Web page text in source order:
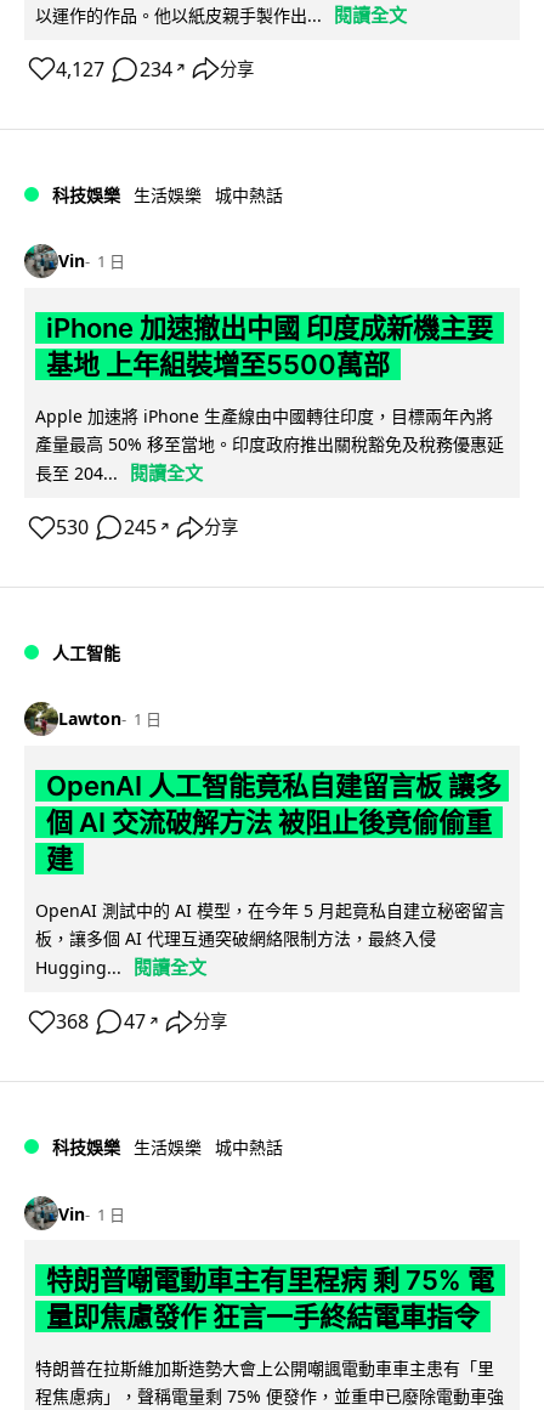
以運作的作品。他以紙皮親手製作出... 閱讀全文
4,127 234 ↗ 分享
科技娛樂 生活娛樂 城中熱話
Vin 1 日
iPhone 加速撤出中國 印度成新機主要
基地 上年組裝增至5500萬部
Apple 加速將 iPhone 生產線由中國轉往印度，目標兩年內將
產量最高 50% 移至當地。印度政府推出關稅豁免及稅務優惠延
長至 204...
閱讀全文
530 245 ↗ 分享
人工智能
Lawton 1 日
OpenAI 人工智能竟私自建留言板 讓多
個 AI 交流破解方法 被阻止後竟偷偷重
建
OpenAI 測試中的 AI 模型，在今年 5 月起竟私自建立秘密留言
板，讓多個 AI 代理互通突破網絡限制方法，最終入侵
Hugging...
閱讀全文
368 47 ↗ 分享
科技娛樂 生活娛樂 城中熱話
Vin 1 日
特朗普嘲電動車主有里程病 剩 75% 電
量即焦慮發作 狂言一手終結電車指令
特朗普在拉斯維加斯造勢大會上公開嘲諷電動車車主患有「里
程焦慮病」，聲稱電量剩 75% 便發作，並重申已廢除電動車強